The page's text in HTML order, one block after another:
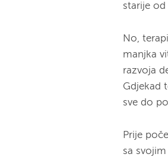
starije
No,
manjka
razvoja
Gdjekad
sve do
Prije
sa